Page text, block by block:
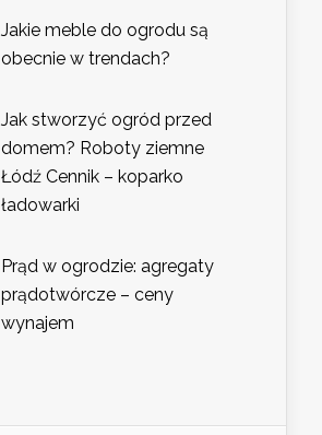
Jakie meble do ogrodu są
obecnie w trendach?
Jak stworzyć ogród przed
domem? Roboty ziemne
Łódź Cennik – koparko
ładowarki
Prąd w ogrodzie: agregaty
prądotwórcze – ceny
wynajem